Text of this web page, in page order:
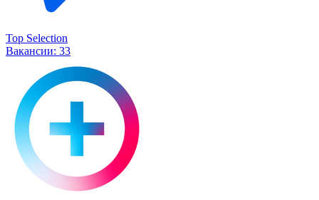
Top Selection
Вакансии: 33